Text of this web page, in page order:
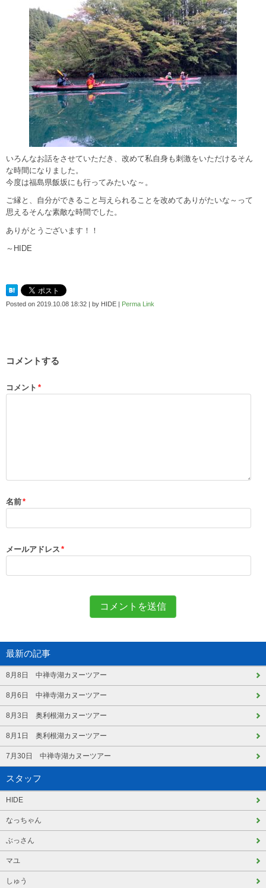
いろんなお話をさせていただき、改めて私自身も刺激をいただけるそん
な時間になりました。
今度は福島県飯坂にも行ってみたいな～。
ご縁と、自分ができること与えられることを改めてありがたいな～って
思えるそんな素敵な時間でした。
ありがとうございます！！
～HIDE
Posted on 2019.10.08 18:32 | by HIDE | Perma Link
コメントする
コメント *
名前*
メールアドレス *
最新の記事
8月8日 中禅寺湖カヌーツアー
8月6日 中禅寺湖カヌーツアー
8月3日 奥利根湖カヌーツアー
8月1日 奥利根湖カヌーツアー
7月30日 中禅寺湖カヌーツアー
スタッフ
HIDE
なっちゃん
ぶっさん
マユ
しゅう